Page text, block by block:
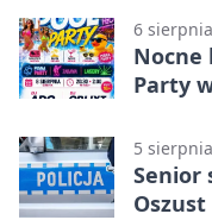
6
Nocne
Party
5
Senior